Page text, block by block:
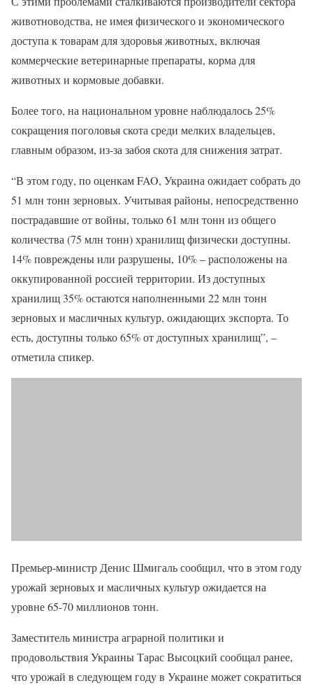
животноводства, не имея физического и экономического
доступа к товарам для здоровья животных, включая
коммерческие ветеринарные препараты, корма для
животных и кормовые добавки.
Более того, на национальном уровне наблюдалось 25%
сокращения поголовья скота среди мелких владельцев,
главным образом, из-за забоя скота для снижения затрат.
“В этом году, по оценкам FAO, Украина ожидает собрать до
51 млн тонн зерновых. Учитывая районы, непосредственно
пострадавшие от войны, только 61 млн тонн из общего
количества (75 млн тонн) хранилищ физически доступны.
14% повреждены или разрушены, 10% – расположены на
оккупированной россией территории. Из доступных
хранилищ 35% остаются наполненными 22 млн тонн
зерновых и масличных культур, ожидающих экспорта. То
есть, доступны только 65% от доступных хранилищ”, –
отметила спикер.
Премьер-министр Денис Шмигаль сообщил, что в этом году
урожай зерновых и масличных культур ожидается на
уровне 65-70 миллионов тонн.
Заместитель министра аграрной политики и
продовольствия Украины Тарас Высоцкий сообщал ранее,
что урожай в следующем году в Украине может сократиться